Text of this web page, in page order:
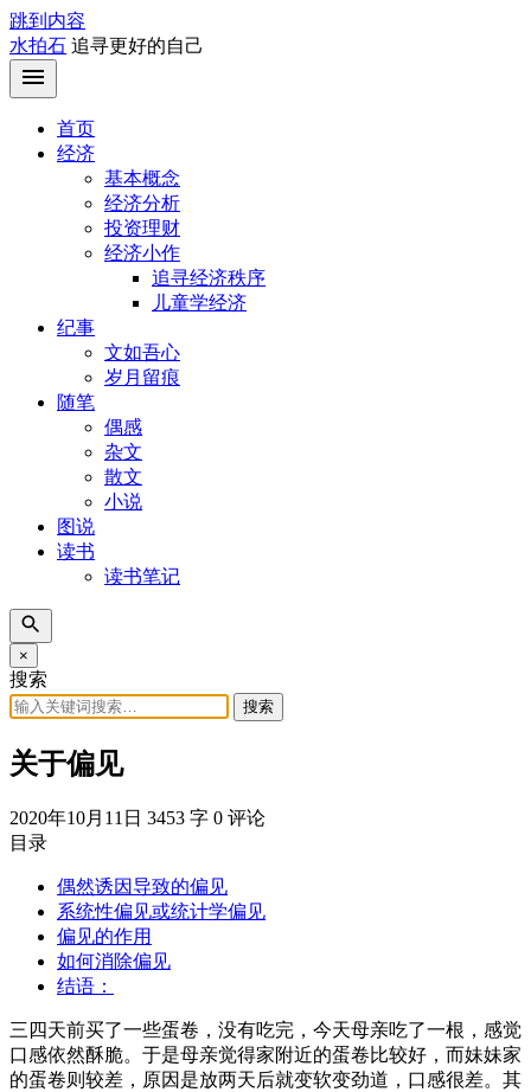
跳到内容
水拍石 追寻更好的自己
首页
经济
基本概念
经济分析
投资理财
经济小作
追寻经济秩序
儿童学经济
纪事
文如吾心
岁月留痕
随笔
偶感
杂文
散文
小说
图说
读书
读书笔记
×
搜索
搜索
关于偏见
2020年10月11日 3453 字 0 评论
目录
偶然诱因导致的偏见
系统性偏见或统计学偏见
偏见的作用
如何消除偏见
结语：
三四天前买了一些蛋卷，没有吃完，今天母亲吃了一根，感觉
口感依然酥脆。于是母亲觉得家附近的蛋卷比较好，而妹妹家
的蛋卷则较差，原因是放两天后就变软变劲道，口感很差。其